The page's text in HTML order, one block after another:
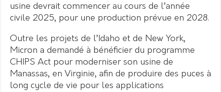
usine devrait commencer au cours de l’année
civile 2025, pour une production prévue en 2028.
Outre les projets de l’Idaho et de New York,
Micron a demandé à bénéficier du programme
CHIPS Act pour moderniser son usine de
Manassas, en Virginie, afin de produire des puces à
long cycle de vie pour les applications